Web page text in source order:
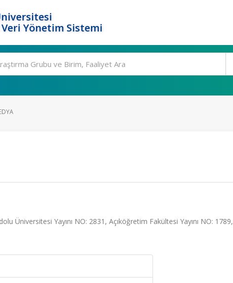
Yönetim Sistemi
Üniversitesi Yayını NO: 2831, Açıköğretim Fakültesi Yayını NO: 1789,